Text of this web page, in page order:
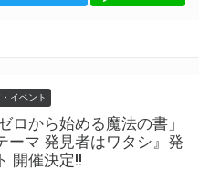
イベント
ロから始める魔法の書」
ーマ 発見者はワタシ』発
開催決定!!